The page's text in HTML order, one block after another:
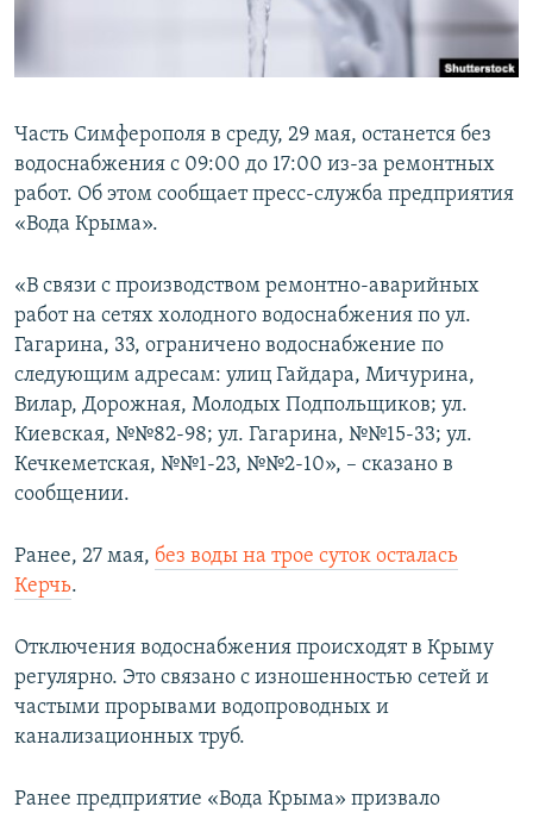
УКРАИНСКАЯ ПРОБЛЕМА КРЫМА
Все сайты RFE/RL
Часть Симферополя в среду, 29 мая, останется без
водоснабжения с 09:00 до 17:00 из-за ремонтных
работ. Об этом сообщает пресс-служба предприятия
«Вода Крыма».
«В связи с производством ремонтно-аварийных
работ на сетях холодного водоснабжения по ул.
Гагарина, 33, ограничено водоснабжение по
следующим адресам: улиц Гайдара, Мичурина,
Вилар, Дорожная, Молодых Подпольщиков; ул.
Киевская, №№82-98; ул. Гагарина, №№15-33; ул.
Кечкеметская, №№1-23, №№2-10», – сказано в
сообщении.
Ранее, 27 мая, без воды на трое суток осталась
Керчь.
Отключения водоснабжения происходят в Крыму
регулярно. Это связано с изношенностью сетей и
частыми прорывами водопроводных и
канализационных труб.
Ранее предприятие «Вода Крыма» призвало